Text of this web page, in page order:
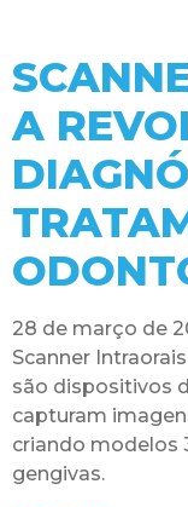
A
28 de março de
Scanner
são dispositivos
capturam
criando modelos
gengivas.